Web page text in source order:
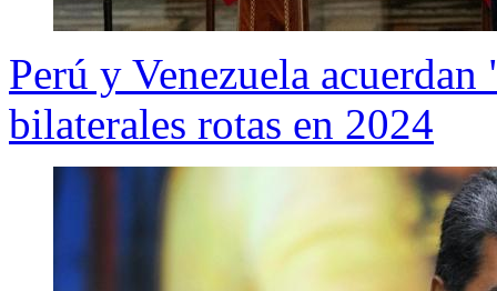
Perú y Venezuela
bilaterales rotas en 2024